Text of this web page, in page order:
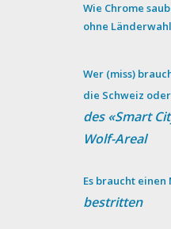
Wie Chrome
ohne
Wer (miss)
die Schweiz
des «Smart
Wolf-Areal
Es braucht
bestritten